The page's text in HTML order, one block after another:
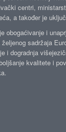
centri,
a također je
obogaćivanje i
željenog sadržaja
i dogradnja
kvalitete i